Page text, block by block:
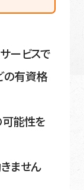
ービスで
の有資格
能性を
ません